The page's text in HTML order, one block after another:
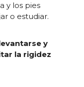
y los pies
o estudiar.
y
la rigidez